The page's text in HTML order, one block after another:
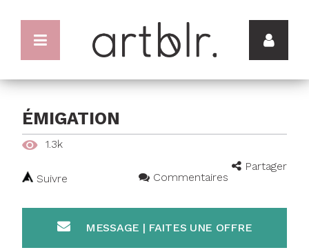
ÉMIGATION
1.3k
Partager
Suivre
Commentaires
MESSAGE | FAITES UNE OFFRE